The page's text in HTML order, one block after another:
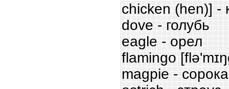
chicken (hen)] -
dove - голубь
eagle - орел
flamingo
magpie - сорока